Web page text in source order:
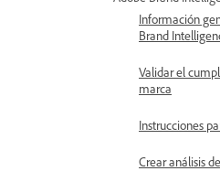
Información
Brand
Validar el
marca
Instrucciones
Crear análisis